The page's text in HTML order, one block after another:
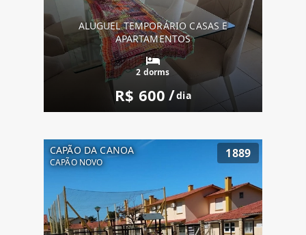
ALUGUEL TEMPORÁRIO CASAS E
APARTAMENTOS
2 dorms
R$ 600 /dia
CAPÃO DA CANOA
CAPÃO NOVO
1889